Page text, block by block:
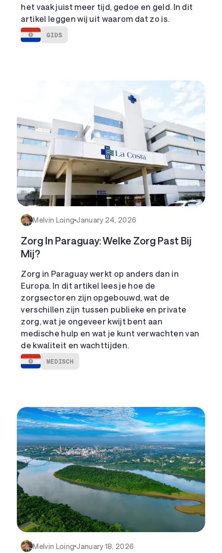
het vaak juist meer tijd, gedoe en geld. In dit
artikel leggen wij uit waarom dat zo is.
GIDS
Melvin Loing January 24, 2026
Zorg In Paraguay: Welke Zorg Past Bij
Mij?
Zorg in Paraguay werkt op anders dan in
Europa. In dit artikel lees je hoe de
zorgsectoren zijn opgebouwd, wat de
verschillen zijn tussen publieke en private
zorg, wat je ongeveer kwijt bent aan
medische hulp en wat je kunt verwachten van
de kwaliteit en wachttijden.
MEDISCH
Melvin Loing January 18, 2026